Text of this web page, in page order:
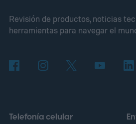
tentadora: bastaba con
cámara, desarmarla y
para ganar cientos de
idea tenía un brillo
Revisión de productos, noticias
herramientas para navegar el
Telefonía celular